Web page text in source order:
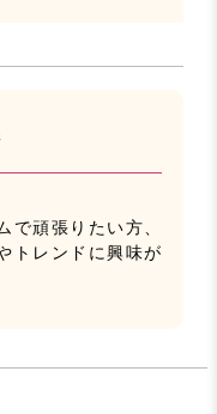
で頑張りたい方、
トレンドに興味が